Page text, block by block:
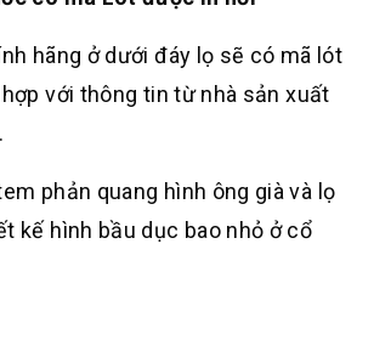
hãng ở dưới đáy lọ sẽ có mã lót
với thông tin từ nhà sản xuất
phản quang hình ông già và lọ
kế hình bầu dục bao nhỏ ở cổ